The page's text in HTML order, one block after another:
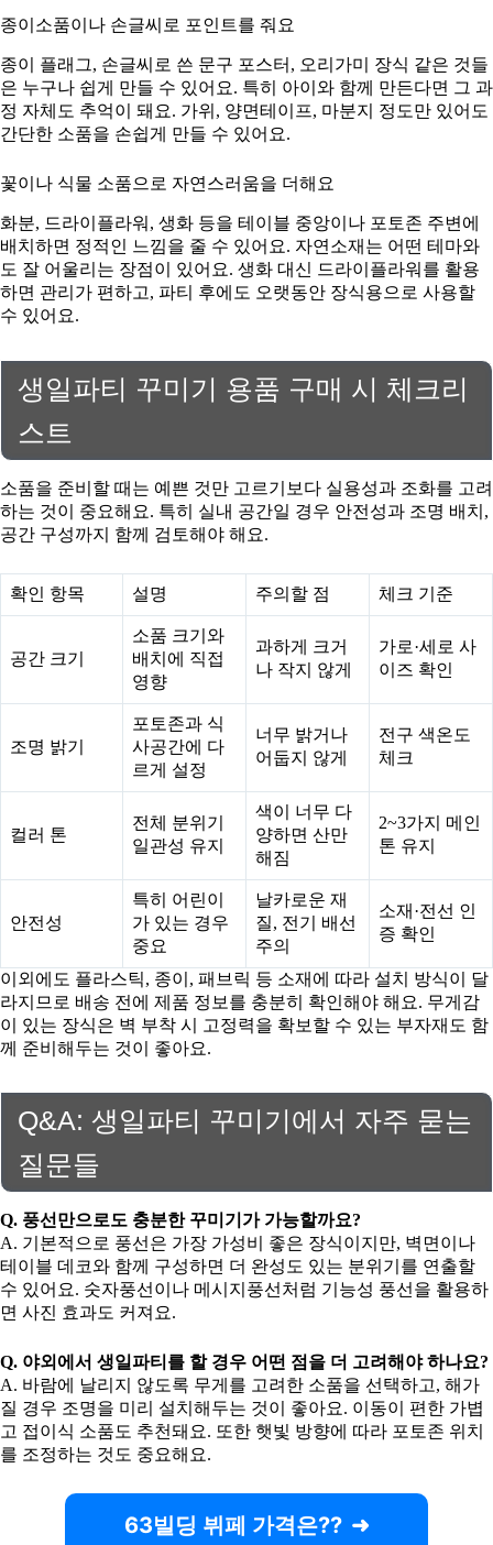
종이소품이나 손글씨로 포인트를 줘요
종이 플래그, 손글씨로 쓴 문구 포스터, 오리가미 장식 같은 것들
은 누구나 쉽게 만들 수 있어요. 특히 아이와 함께 만든다면 그 과
정 자체도 추억이 돼요. 가위, 양면테이프, 마분지 정도만 있어도
간단한 소품을 손쉽게 만들 수 있어요.
꽃이나 식물 소품으로 자연스러움을 더해요
화분, 드라이플라워, 생화 등을 테이블 중앙이나 포토존 주변에
배치하면 정적인 느낌을 줄 수 있어요. 자연소재는 어떤 테마와
도 잘 어울리는 장점이 있어요. 생화 대신 드라이플라워를 활용
하면 관리가 편하고, 파티 후에도 오랫동안 장식용으로 사용할
수 있어요.
생일파티 꾸미기 용품 구매 시 체크리
스트
소품을 준비할 때는 예쁜 것만 고르기보다 실용성과 조화를 고려
하는 것이 중요해요. 특히 실내 공간일 경우 안전성과 조명 배치,
공간 구성까지 함께 검토해야 해요.
확인 항목 설명 주의할 점 체크 기준
공간 크기
소품 크기와
배치에 직접
영향
과하게 크거
나 작지 않게
가로·세로 사
이즈 확인
조명 밝기
포토존과 식
사공간에 다
르게 설정
너무 밝거나
어둡지 않게
전구 색온도
체크
컬러 톤
전체 분위기
일관성 유지
색이 너무 다
양하면 산만
해짐
2~3가지 메인
톤 유지
안전성
특히 어린이
가 있는 경우
중요
날카로운 재
질, 전기 배선
주의
소재·전선 인
증 확인
이외에도 플라스틱, 종이, 패브릭 등 소재에 따라 설치 방식이 달
라지므로 배송 전에 제품 정보를 충분히 확인해야 해요. 무게감
이 있는 장식은 벽 부착 시 고정력을 확보할 수 있는 부자재도 함
께 준비해두는 것이 좋아요.
Q&A: 생일파티 꾸미기에서 자주 묻는
질문들
Q. 풍선만으로도 충분한 꾸미기가 가능할까요?
A. 기본적으로 풍선은 가장 가성비 좋은 장식이지만, 벽면이나
테이블 데코와 함께 구성하면 더 완성도 있는 분위기를 연출할
수 있어요. 숫자풍선이나 메시지풍선처럼 기능성 풍선을 활용하
면 사진 효과도 커져요.
Q. 야외에서 생일파티를 할 경우 어떤 점을 더 고려해야 하나요?
A. 바람에 날리지 않도록 무게를 고려한 소품을 선택하고, 해가
질 경우 조명을 미리 설치해두는 것이 좋아요. 이동이 편한 가볍
고 접이식 소품도 추천돼요. 또한 햇빛 방향에 따라 포토존 위치
를 조정하는 것도 중요해요.
63빌딩 뷔페 가격은??